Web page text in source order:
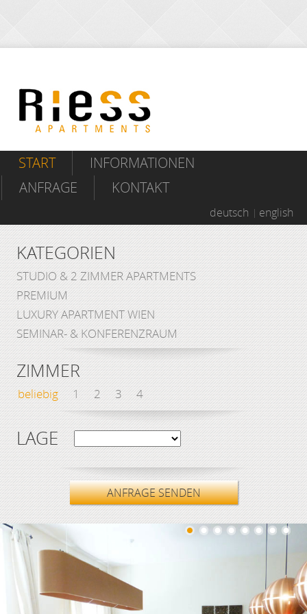
START
INFORMATIONEN
ANFRAGE
KONTAKT
deutsch english
KATEGORIEN
STUDIO & 2 ZIMMER APARTMENTS
PREMIUM
LUXURY APARTMENT WIEN
SEMINAR- & KONFERENZRAUM
ZIMMER
beliebig 1 2 3 4
LAGE
ANFRAGE SENDEN